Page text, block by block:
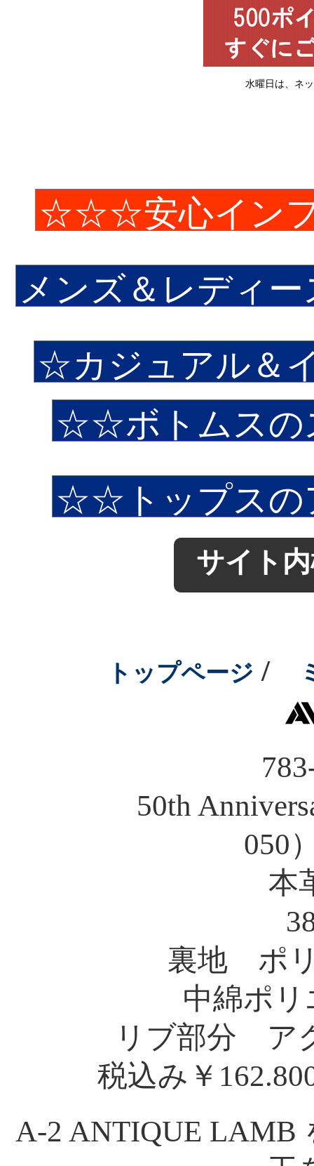
サイト
トップページ /
50th
050
本
裏地 ポ
中綿ポリ
リブ部分 ア
税込み￥
A-2 ANTIQUE LAMB